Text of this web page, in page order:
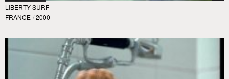
LIBERTY SURF
FRANCE / 2000